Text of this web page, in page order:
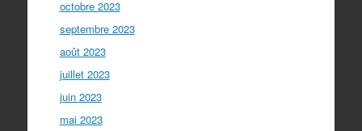
octobre 2023
septembre 2023
août 2023
juillet 2023
juin 2023
mai 2023